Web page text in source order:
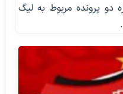
دو پرونده مربوط به لیگ